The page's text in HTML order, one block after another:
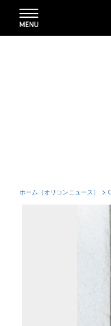
ホーム（オリコンニュース）